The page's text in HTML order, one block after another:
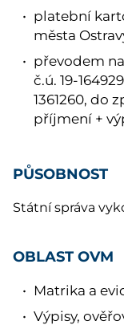
platební
města
převodem
č.ú. 19-
1361260, do
příjmení +
PŮSOBNOST
Státní správa
OBLAST OVM
Matrika a
Výpisy,